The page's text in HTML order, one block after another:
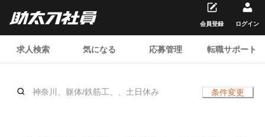
求人検索 気になる 応募管理 転職サポート
会員登録 ログイン
神奈川、躯体/鉄筋工、、土日休み 条件変更